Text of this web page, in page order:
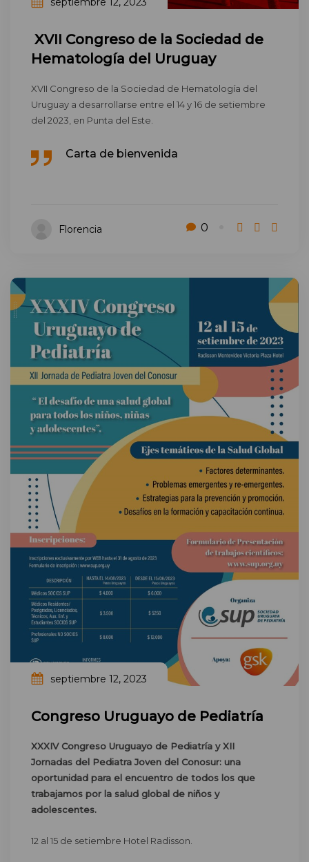
XVII Congreso de la Sociedad de
Hematología del Uruguay
XVII Congreso de la Sociedad de Hematología del
Uruguay a desarrollarse entre el 14 y 16 de setiembre
del 2023, en Punta del Este.
Carta de bienvenida
Florencia 0
septiembre 12, 2023
Congreso Uruguayo de Pediatría
XXXIV Congreso Uruguayo de Pediatría y XII
Jornadas del Pediatra Joven del Conosur: una
oportunidad para el encuentro de todos los que
trabajamos por la salud global de niños y
adolescentes.
12 al 15 de setiembre Hotel Radisson.